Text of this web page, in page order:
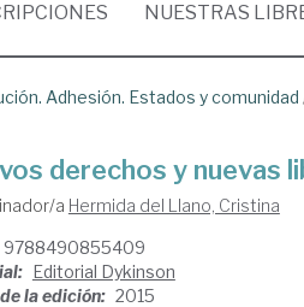
NUESTRAS
Adhesión. Estados y comunidad
derechos y nuevas
a Hermida del Llano, Cristina
9788490855409
Editorial Dykinson
la edición: 2015